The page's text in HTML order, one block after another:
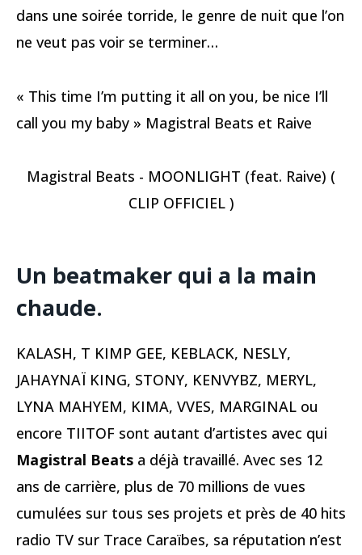
dans une soirée torride, le genre de nuit que l’on
ne veut pas voir se terminer…
« This time I’m putting it all on you, be nice I’ll
call you my baby » Magistral Beats et Raive
Magistral Beats - MOONLIGHT (feat. Raive) (
CLIP OFFICIEL )
Un beatmaker qui a la main
chaude.
KALASH, T KIMP GEE, KEBLACK, NESLY,
JAHAYNAÏ KING, STONY, KENVYBZ, MERYL,
LYNA MAHYEM, KIMA, VVES, MARGINAL ou
encore TIITOF sont autant d’artistes avec qui
Magistral Beats a déjà travaillé. Avec ses 12
ans de carrière, plus de 70 millions de vues
cumulées sur tous ses projets et près de 40 hits
radio TV sur Trace Caraïbes, sa réputation n’est